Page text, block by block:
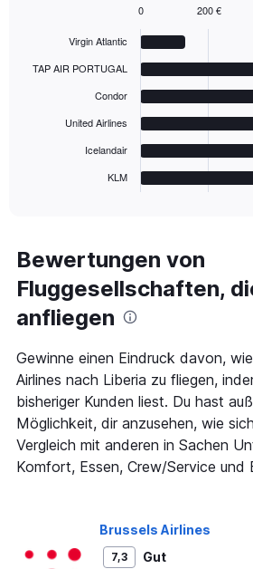
Range:
6
categories.
The
chart
1
Y
axis
displaying
values.
Range:
0
to
Virgin Atlantic
TAP AIR PORTUGAL
Condor
United Airlines
Icelandair
KLM
0 200 €
Bewertungen von
Fluggesellschaften,
anfliegen
Gewinne einen Eindruck davon,
Airlines nach Liberia zu fliegen,
bisheriger Kunden liest. Du hast
Möglichkeit, dir anzusehen, wie
Vergleich mit anderen in Sachen
Komfort, Essen, Crew/Service und
Brussels Airlines
7,3
Gut